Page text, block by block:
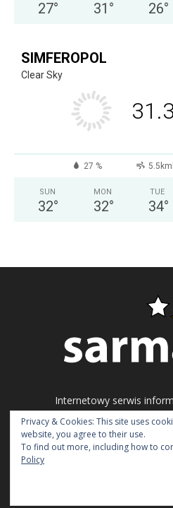
27° 31 ° 26°
SIMFEROPOL
Clear Sky
31.3
27 %
SUN
32°
MON
32°
TUE
34°
Internetowy serwis
problematyce
obywatelskiego,
Privacy & Cookies: This site uses
website, you agree to their use.
To find out more, including how to
Policy